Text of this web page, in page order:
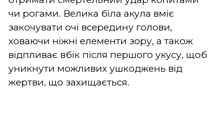
чи рогами. Велика біла акула вміє
закочувати очі всередину голови,
ховаючи ніжні елементи зору, а також
відпливає вбік після першого укусу, щоб
уникнути можливих ушкоджень від
жертви, що захищається.